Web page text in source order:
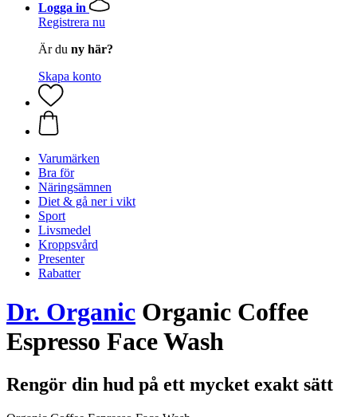
Logga in
Registrera nu
Är du ny här?
Skapa konto
Varumärken
Bra för
Näringsämnen
Diet & gå ner i vikt
Sport
Livsmedel
Kroppsvård
Presenter
Rabatter
Dr. Organic Organic Coffee
Espresso Face Wash
Rengör din hud på ett mycket exakt sätt